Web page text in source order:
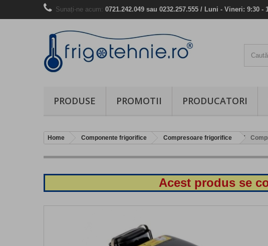
Sunați-ne acum: 0721.242.049 sau 0232.257.555 / Luni - Vineri: 9:30 -
PRODUSE PROMOTII PRODUCATORI
Home Componente frigorifice Compresoare frigorifice
Acest produs se